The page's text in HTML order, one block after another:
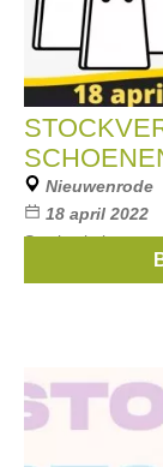
Nieuwenrode
18 april 2022
Stocksale in
damesboetiek